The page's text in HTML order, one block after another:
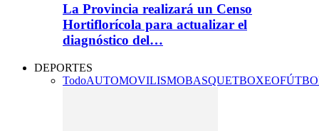
La Provincia realizará un Censo
Hortiflorícola para actualizar el
diagnóstico del…
DEPORTES
TodoAUTOMOVILISMOBASQUETBOXEO